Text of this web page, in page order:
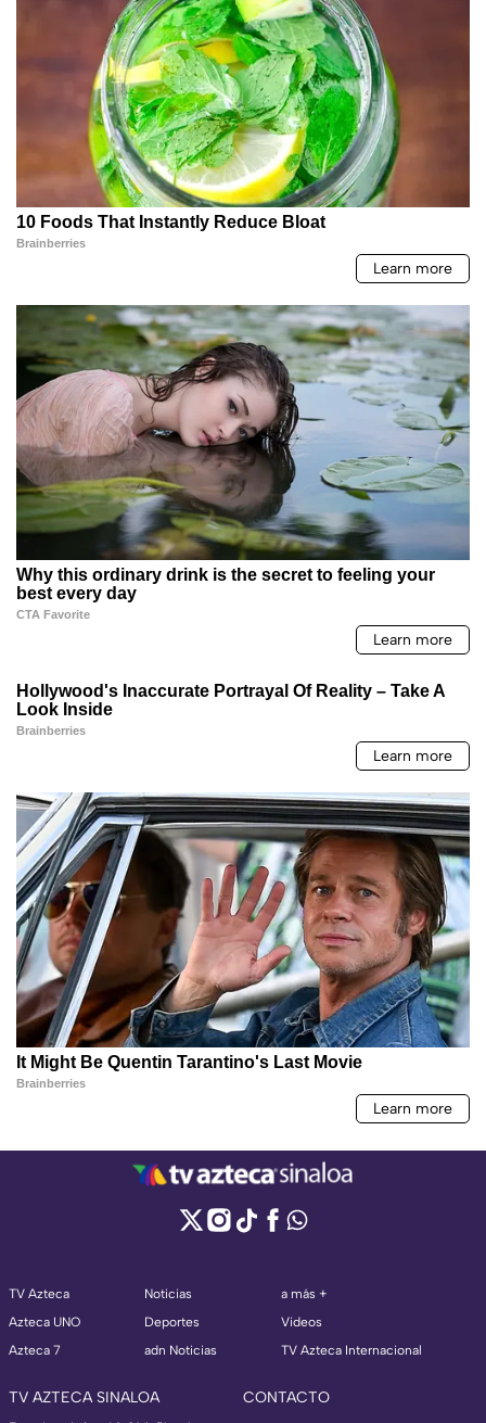
TV Azteca
Azteca UNO
Azteca 7
Noticias
Deportes
adn Noticias
a más +
Videos
TV Azteca Internacional
TV AZTECA SINALOA CONTACTO